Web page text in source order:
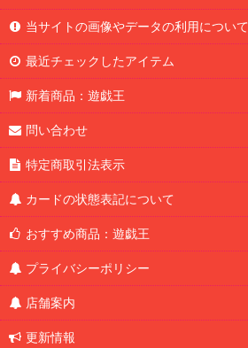
当サイトの画像やデータの利用について
最近チェックしたアイテム
新着商品：遊戯王
問い合わせ
特定商取引法表示
カードの状態表記について
おすすめ商品：遊戯王
プライバシーポリシー
店舗案内
更新情報